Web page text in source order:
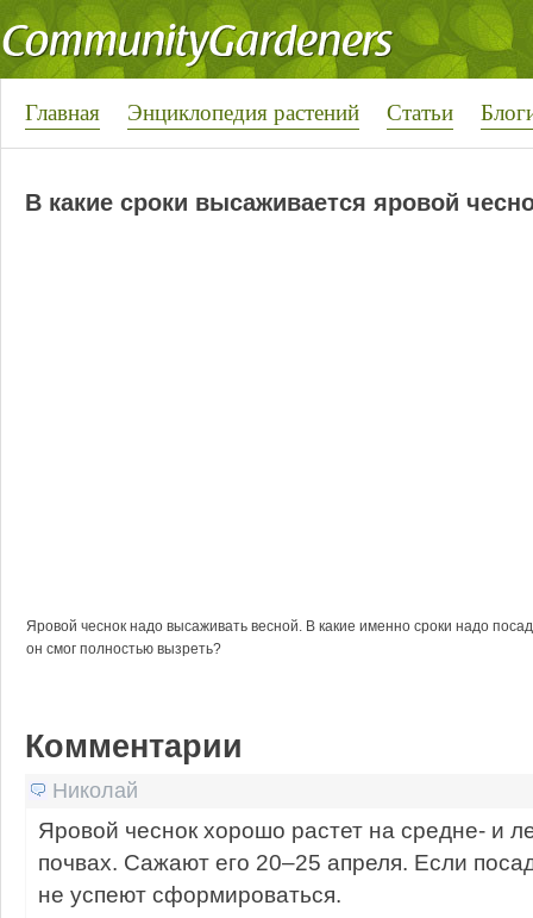
Главная Энциклопедия растений Статьи
В какие сроки высаживается яровой
Яровой чеснок надо высаживать весной. В какие именно сроки надо
он смог полностью вызреть?
Комментарии
Николай
Яровой чеснок хорошо растет на средне- и
почвах. Сажают его 20–25 апреля. Если
не успеют сформироваться.